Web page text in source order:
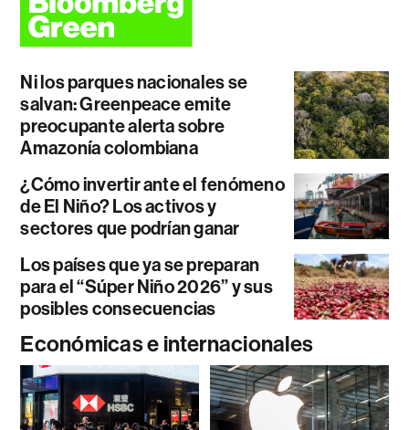
Ni los parques nacionales se
salvan: Greenpeace emite
preocupante alerta sobre
Amazonía colombiana
¿Cómo invertir ante el fenómeno
de El Niño? Los activos y
sectores que podrían ganar
Los países que ya se preparan
para el “Súper Niño 2026” y sus
posibles consecuencias
Económicas e internacionales